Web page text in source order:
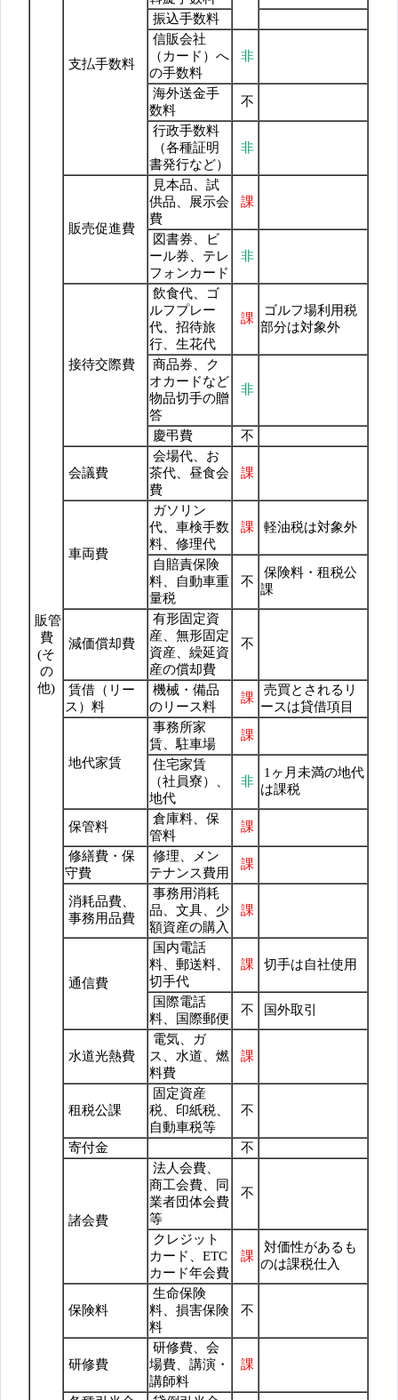
販管
費
(そ
の
他)
支払手数料
振込手数料
信販会社
（カード）へ
の手数料
非
海外送金手
数料
不
行政手数料
（各種証明
書発行など）
非
販売促進費
見本品、試
供品、展示会
費
課
図書券、ビ
ール券、テレ
フォンカード
非
接待交際費
飲食代、ゴ
ルフプレー
代、招待旅
行、生花代
課
ゴルフ場利用税
部分は対象外
商品券、ク
オカードなど
物品切手の贈
答
非
慶弔費 不
会議費
会場代、お
茶代、昼食会
費
課
車両費
ガソリン
代、車検手数
料、修理代
課 軽油税は対象外
自賠責保険
料、自動車重
量税
不
保険料・租税公
課
減価償却費
有形固定資
産、無形固定
資産、繰延資
産の償却費
不
賃借（リー
ス）料
機械・備品
のリース料
課
売買とされるリ
ースは貸借項目
地代家賃
事務所家
賃、駐車場
課
住宅家賃
（社員寮）、
地代
非
1ヶ月未満の地代
は課税
保管料
倉庫料、保
管料
課
修繕費・保
守費
修理、メン
テナンス費用
課
消耗品費、
事務用品費
事務用消耗
品、文具、少
額資産の購入
課
通信費
国内電話
料、郵送料、
切手代
課 切手は自社使用
国際電話
料、国際郵便
不 国外取引
水道光熱費
電気、ガ
ス、水道、燃
料費
課
租税公課
固定資産
税、印紙税、
自動車税等
不
寄付金 不
諸会費
法人会費、
商工会費、同
業者団体会費
等
不
クレジット
カード、ETC
カード年会費
課
対価性があるも
のは課税仕入
保険料
生命保険
料、損害保険
料
不
研修費
研修費、会
場費、講演・
講師料
課